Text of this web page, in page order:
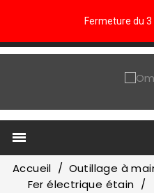
Fermeture du

Accueil Outillage à
Fer électrique étain